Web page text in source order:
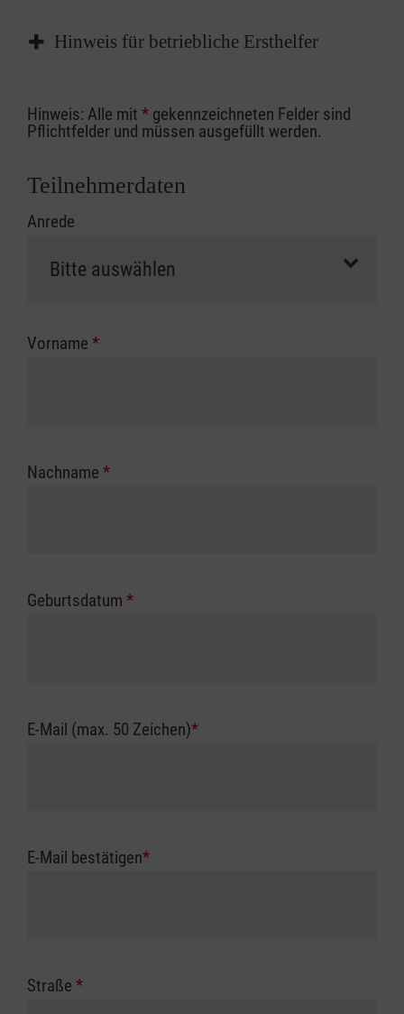
Hinweis für betriebliche Ersthelfer
Sofern Sie ein Kostenübernahmeverfahren
Ihrer Berufsgenossenschaft / Unfallkasse
Abrechnungsunterlagen spätestens zu
erfolgt eine Abrechnung der vollen Kursgebühr
Die notwendigen Formulare für die
zuständigen Berufsgenossenschaft oder
Hinweis: Alle mit * gekennzeichneten Felder sind
Pflichtfelder und müssen ausgefüllt werden.
Teilnehmerdaten
Anrede
Vorname *
Nachname *
Geburtsdatum *
E-Mail (max. 50 Zeichen)*
E-Mail bestätigen*
Straße *